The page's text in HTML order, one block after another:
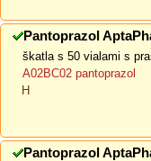
Pantoprazol
škatla s 50 vialami s
A02BC02 pantoprazol
H
Pantoprazol